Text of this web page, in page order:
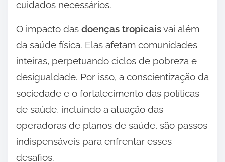
cuidados necessários.
O impacto das doenças tropicaisvai além
da saúde física. Elas afetam comunidades
inteiras, perpetuando ciclos de pobreza e
desigualdade. Por isso, a conscientização da
sociedade e o fortalecimento das políticas
de saúde, incluindo a atuação das
operadoras de planos de saúde, são passos
indispensáveis para enfrentar esses
desafios.